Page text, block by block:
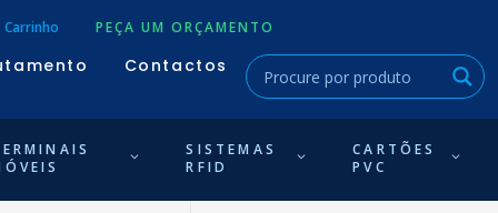
Carrinho PEÇA UM ORÇAMENTO
Contactos
SISTEMAS
RFID
CARTÕES
PVC